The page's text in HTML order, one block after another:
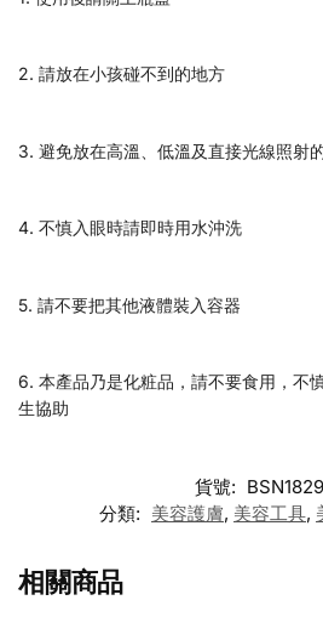
2. 請放在小孩碰不到的地方
3. 避免放在高溫、低溫及直接光線照射
4. 不慎入眼時請即時用水沖洗
5. 請不要把其他液體裝入容器
6. 本產品乃是化粧品，請不要食用，不
生協助
貨號:
分類: 美容護膚, 美容工具,
相關商品